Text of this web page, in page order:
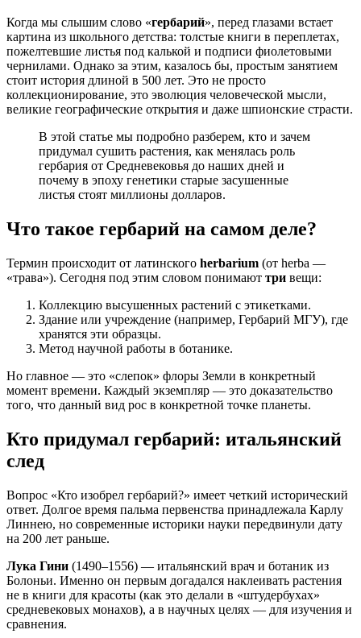
Когда мы слышим слово «гербарий», перед глазами встает
картина из школьного детства: толстые книги в переплетах,
пожелтевшие листья под калькой и подписи фиолетовыми
чернилами. Однако за этим, казалось бы, простым занятием
стоит история длиной в 500 лет. Это не просто
коллекционирование, это эволюция человеческой мысли,
великие географические открытия и даже шпионские страсти.
В этой статье мы подробно разберем, кто и зачем
придумал сушить растения, как менялась роль
гербария от Средневековья до наших дней и
почему в эпоху генетики старые засушенные
листья стоят миллионы долларов.
Что такое гербарий на самом деле?
Термин происходит от латинского herbarium (от herba —
«трава»). Сегодня под этим словом понимают три вещи:
Коллекцию высушенных растений с этикетками.
Здание или учреждение (например, Гербарий МГУ), где
хранятся эти образцы.
Метод научной работы в ботанике.
Но главное — это «слепок» флоры Земли в конкретный
момент времени. Каждый экземпляр — это доказательство
того, что данный вид рос в конкретной точке планеты.
Кто придумал гербарий: итальянский
след
Вопрос «Кто изобрел гербарий?» имеет четкий исторический
ответ. Долгое время пальма первенства принадлежала Карлу
Линнею, но современные историки науки передвинули дату
на 200 лет раньше.
Лука Гини (1490–1556) — итальянский врач и ботаник из
Болоньи. Именно он первым догадался наклеивать растения
не в книги для красоты (как это делали в «штудербухах»
средневековых монахов), а в научных целях — для изучения и
сравнения.